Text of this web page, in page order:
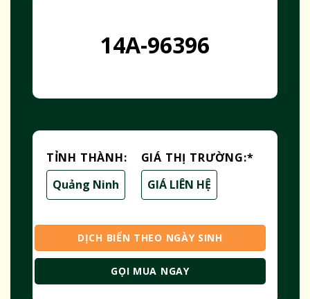
14A-96396
TỈNH THÀNH:
Quảng Ninh
GIÁ THỊ TRƯỜNG:*
GIÁ LIÊN HỆ
DỊCH BIỂN THEO NGÀY SINH
GỌI MUA NGAY